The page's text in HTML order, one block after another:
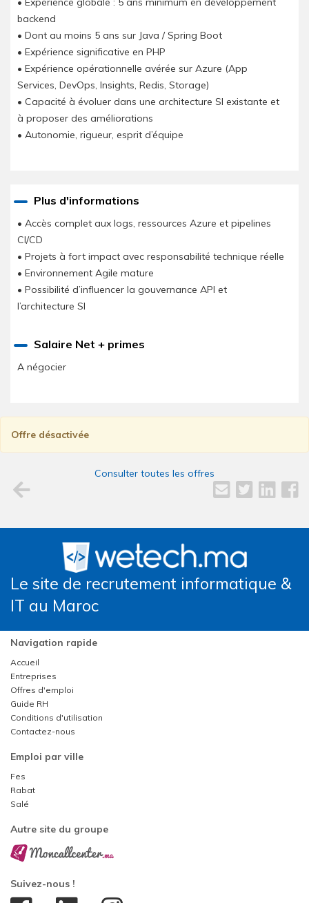
backend
• Dont au moins 5 ans sur Java / Spring Boot
• Expérience significative en PHP
• Expérience opérationnelle avérée sur Azure (App
Services, DevOps, Insights, Redis, Storage)
• Capacité à évoluer dans une architecture SI existante et
à proposer des améliorations
• Autonomie, rigueur, esprit d’équipe
Plus d'informations
• Accès complet aux logs, ressources Azure et pipelines
CI/CD
• Projets à fort impact avec responsabilité technique réelle
• Environnement Agile mature
• Possibilité d’influencer la gouvernance API et
l’architecture SI
Salaire Net + primes
A négocier
Offre désactivée
Consulter toutes les offres
Le site de recrutement informatique &
IT au Maroc
Navigation rapide
Accueil
Entreprises
Offres d'emploi
Guide RH
Conditions d'utilisation
Contactez-nous
Emploi par ville
Fes
Rabat
Salé
Autre site du groupe
Suivez-nous !